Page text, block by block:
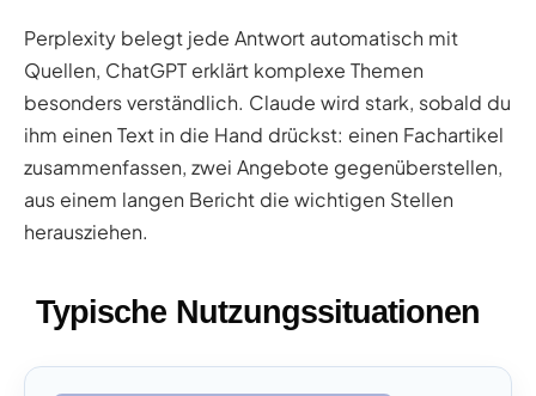
Perplexity belegt jede Antwort automatisch mit
Quellen, ChatGPT erklärt komplexe Themen
besonders verständlich. Claude wird stark, sobald du
ihm einen Text in die Hand drückst: einen Fachartikel
zusammenfassen, zwei Angebote gegenüberstellen,
aus einem langen Bericht die wichtigen Stellen
herausziehen.
Typische Nutzungssituationen